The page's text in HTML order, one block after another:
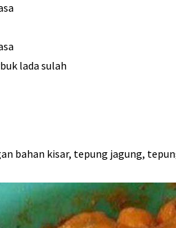
lada sulah
bahan kisar, tepung jagung,